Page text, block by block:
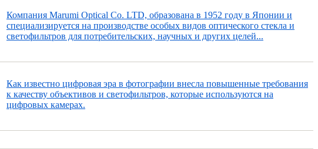
Компания Marumi Optical Co. LTD, образована в 1952 году в Японии и
специализируется на производстве особых видов оптического стекла и
светофильтров для потребительских, научных и других целей...
Как известно цифровая эра в фотографии внесла повышенные требования
к качеству объективов и светофильтров, которые используются на
цифровых камерах.